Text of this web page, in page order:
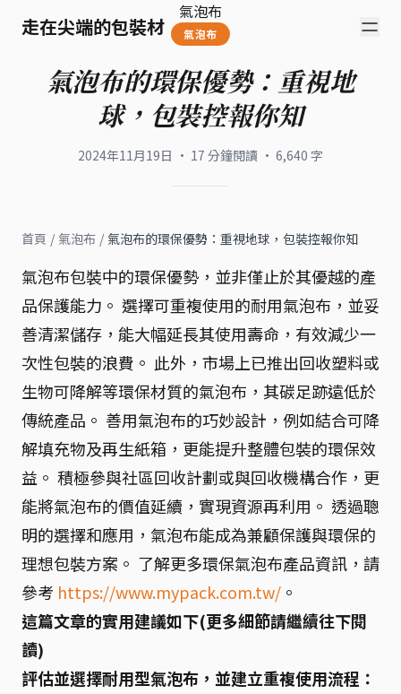
走在尖端的包裝材
氣泡布
氣泡布
氣泡布的環保優勢：重視地
球，包裝控報你知
2024年11月19日 · 17 分鐘閱讀 · 6,640 字
首頁 / 氣泡布 / 氣泡布的環保優勢：重視地球，包裝控報你知
氣泡布包裝中的環保優勢，並非僅止於其優越的產
品保護能力。 選擇可重複使用的耐用氣泡布，並妥
善清潔儲存，能大幅延長其使用壽命，有效減少一
次性包裝的浪費。 此外，市場上已推出回收塑料或
生物可降解等環保材質的氣泡布，其碳足跡遠低於
傳統產品。 善用氣泡布的巧妙設計，例如結合可降
解填充物及再生紙箱，更能提升整體包裝的環保效
益。 積極參與社區回收計劃或與回收機構合作，更
能將氣泡布的價值延續，實現資源再利用。 透過聰
明的選擇和應用，氣泡布能成為兼顧保護與環保的
理想包裝方案。 了解更多環保氣泡布產品資訊，請
參考 https://www.mypack.com.tw/ 。
這篇文章的實用建議如下(更多細節請繼續往下閱
讀)
評估並選擇耐用型氣泡布，並建立重複使用流程：